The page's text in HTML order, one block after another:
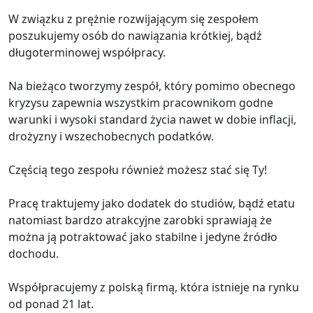
W związku z prężnie rozwijającym się zespołem
poszukujemy osób do nawiązania krótkiej, bądź
długoterminowej współpracy.
Na bieżąco tworzymy zespół, który pomimo obecnego
kryzysu zapewnia wszystkim pracownikom godne
warunki i wysoki standard życia nawet w dobie inflacji,
drożyzny i wszechobecnych podatków.
Częścią tego zespołu również możesz stać się Ty!
Pracę traktujemy jako dodatek do studiów, bądź etatu
natomiast bardzo atrakcyjne zarobki sprawiają że
można ją potraktować jako stabilne i jedyne źródło
dochodu.
Współpracujemy z polską firmą, która istnieje na rynku
od ponad 21 lat.